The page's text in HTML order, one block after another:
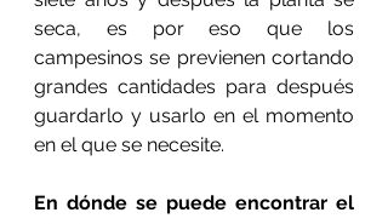
seca, es por eso que los
campesinos se previenen cortando
grandes cantidades para después
guardarlo y usarlo en el momento
en el que se necesite.
En dónde se puede encontrar el